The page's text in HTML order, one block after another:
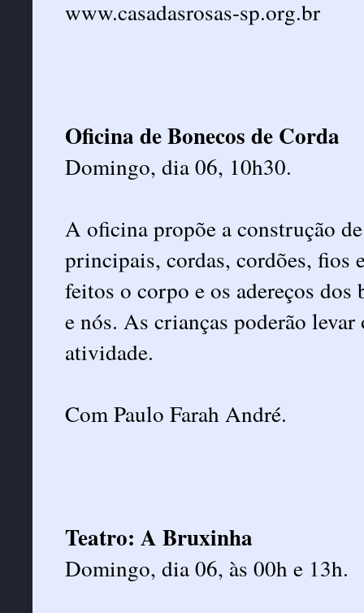
www.casadasrosas-sp.org.br
Oficina de Bonecos de Corda
Domingo, dia 06, 10h30.
A oficina propõe a construção
principais, cordas, cordões, fios
feitos o corpo e os adereços dos
e nós. As crianças poderão
atividade.
Com Paulo Farah André.
Teatro: A Bruxinha
Domingo, dia 06, às 00h e 13h.